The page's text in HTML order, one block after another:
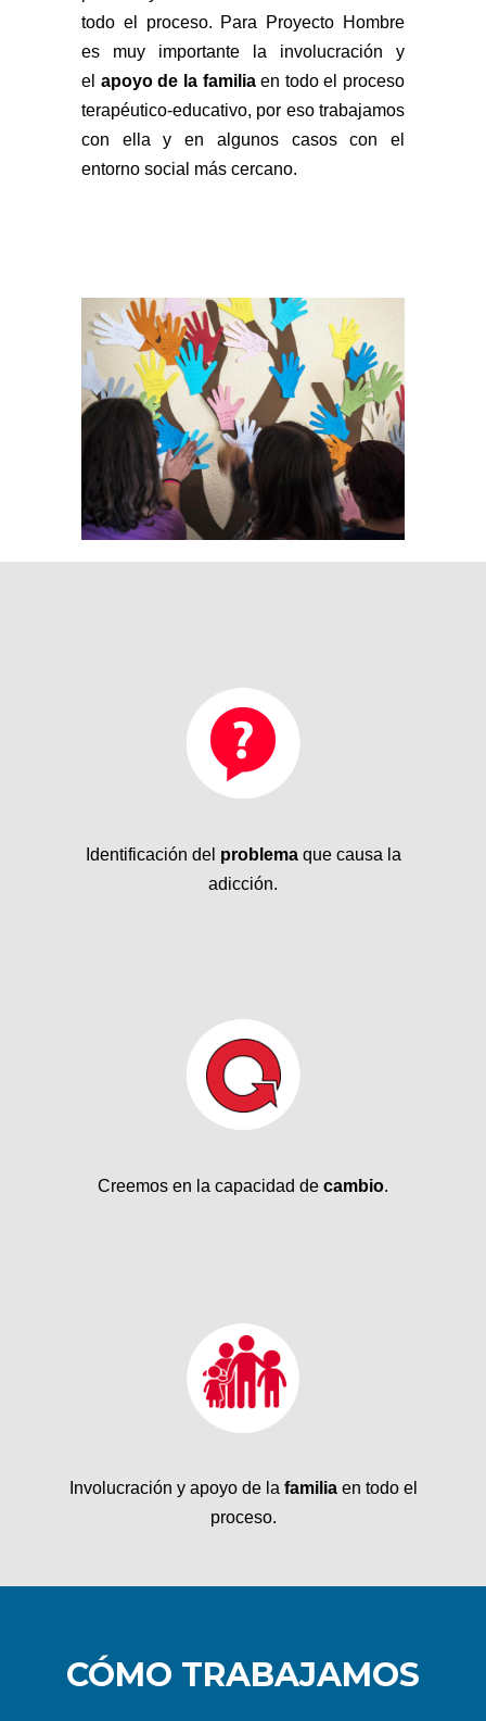
todo el proceso. Para Proyecto Hombre
es muy importante la involucración y
el apoyo de la familiaen todo el proceso
terapéutico-educativo, por eso trabajamos
con ella y en algunos casos con el
entorno social más cercano.
Identificación del problemaque causa la
adicción.
Creemos en la capacidad de cambio.
Involucración y apoyo de la familiaen todo el
proceso.
CÓMO TRABAJAMOS